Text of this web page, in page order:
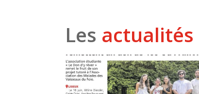
Les actualités